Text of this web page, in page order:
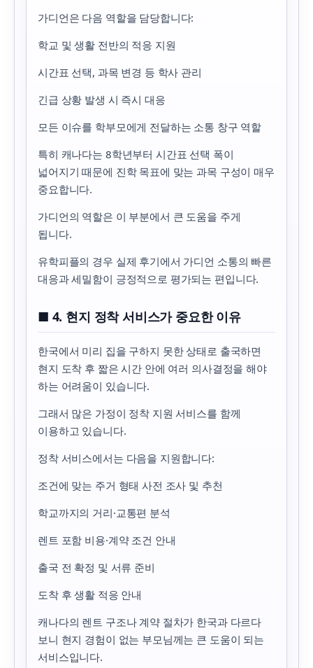
가디언은 다음 역할을 담당합니다:
학교 및 생활 전반의 적응 지원
시간표 선택, 과목 변경 등 학사 관리
긴급 상황 발생 시 즉시 대응
모든 이슈를 학부모에게 전달하는 소통 창구 역할
특히 캐나다는 8학년부터 시간표 선택 폭이
넓어지기 때문에 진학 목표에 맞는 과목 구성이 매우
중요합니다.
가디언의 역할은 이 부분에서 큰 도움을 주게
됩니다.
유학피플의 경우 실제 후기에서 가디언 소통의 빠른
대응과 세밀함이 긍정적으로 평가되는 편입니다.
■ 4. 현지 정착 서비스가 중요한 이유
한국에서 미리 집을 구하지 못한 상태로 출국하면
현지 도착 후 짧은 시간 안에 여러 의사결정을 해야
하는 어려움이 있습니다.
그래서 많은 가정이 정착 지원 서비스를 함께
이용하고 있습니다.
정착 서비스에서는 다음을 지원합니다:
조건에 맞는 주거 형태 사전 조사 및 추천
학교까지의 거리·교통편 분석
렌트 포함 비용·계약 조건 안내
출국 전 확정 및 서류 준비
도착 후 생활 적응 안내
캐나다의 렌트 구조나 계약 절차가 한국과 다르다
보니 현지 경험이 없는 부모님께는 큰 도움이 되는
서비스입니다.